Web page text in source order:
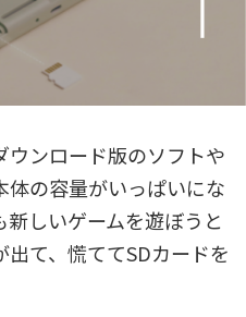
ンロード版のソフトや
の容量がいっぱいにな
しいゲームを遊ぼうと
て、慌ててSDカードを